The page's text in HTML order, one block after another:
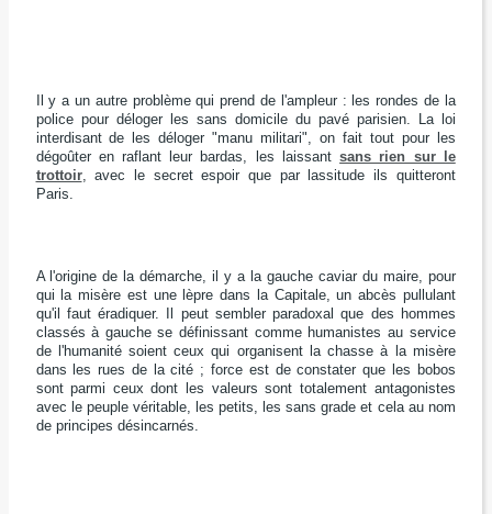
Il y a un autre problème qui prend de l'ampleur :les rondes de la
police pour déloger les sans domicile du pavé parisien. La loi
interdisant de les déloger "manu militari",on fait tout pour les
dégoûter en raflant leur bardas, les laissantsans rien sur le
trottoir,avec le secret espoir que par lassitude ils quitteront
Paris.
A l'origine de la démarche, il y a la gauche caviar du maire, pour
qui la misère est une lèpre dans la Capitale,un abcès pullulant
qu'il faut éradiquer.
Il peut sembler paradoxal que des hommes
classés à gauchese définissant comme humanistes au service
de l'humanité soient ceux qui organisent la chasse à la misère
dans les rues de la cité ;force est de constater que les bobos
sont parmi ceuxdont les valeurs sont totalement antagonistes
avec le peuple véritable,
les petits, les sans grade et cela au nom
de principes désincarnés.